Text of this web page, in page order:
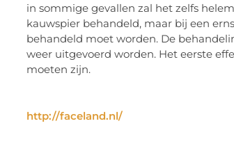
in sommige gevallen zal het zelfs
kauwspier behandeld, maar bij een
behandeld moet worden. De
weer uitgevoerd worden. Het eerste
moeten zijn.
http://faceland.nl/